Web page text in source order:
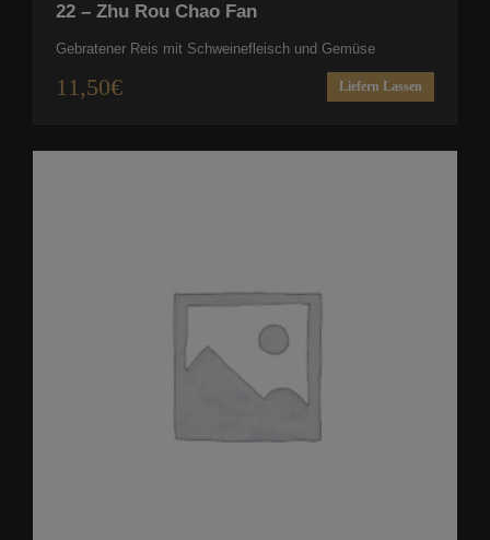
22 – Zhu Rou Chao Fan
Gebratener Reis mit Schweinefleisch und Gemüse
11,50€ Liefern Lassen